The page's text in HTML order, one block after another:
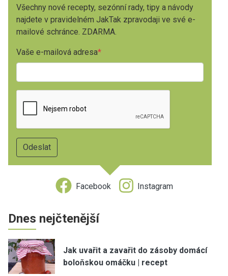
Všechny nové recepty, sezónní rady, tipy a návody
najdete v pravidelném JakTak zpravodaji ve své e-
mailové schránce. ZDARMA.
Vaše e-mailová adresa
Facebook Instagram
Dnes nejčtenější
Jak uvařit a zavařit do zásoby domácí
boloňskou omáčku | recept